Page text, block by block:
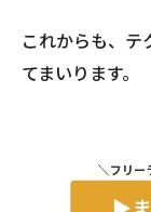
これからも、テ
てまいります。